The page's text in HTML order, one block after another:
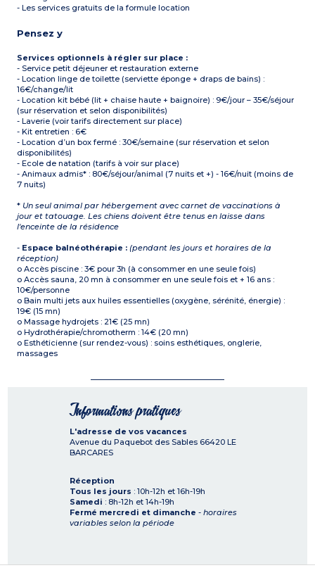
- Les services gratuits de la formule location
Pensez y
Services optionnels à régler sur place :
- Service petit déjeuner et restauration externe
- Location linge de toilette (serviette éponge + draps de bains) :
16€/change/lit
- Location kit bébé (lit + chaise haute + baignoire) : 9€/jour – 35€/séjour
(sur réservation et selon disponibilités)
- Laverie (voir tarifs directement sur place)
- Kit entretien : 6€
- Location d’un box fermé : 30€/semaine (sur réservation et selon
disponibilités)
- Ecole de natation (tarifs à voir sur place)
- Animaux admis* : 80€/séjour/animal (7 nuits et +) - 16€/nuit (moins de
7 nuits)
* Un seul animal par hébergement avec carnet de vaccinations à
jour et tatouage. Les chiens doivent être tenus en laisse dans
l'enceinte de la résidence
- Espace balnéothérapie :(pendant les jours et horaires de la
réception)
o Accès piscine : 3€ pour 3h (à consommer en une seule fois)
o Accès sauna, 20 mn à consommer en une seule fois et + 16 ans :
10€/personne
o Bain multi jets aux huiles essentielles (oxygène, sérénité, énergie) :
19€ (15 mn)
o Massage hydrojets : 21€ (25 mn)
o Hydrothérapie/chromotherm : 14€ (20 mn)
o Esthéticienne (sur rendez-vous) : soins esthétiques, onglerie,
massages
Informations pratiques
L'adresse de vos vacances
Avenue du Paquebot des Sables 66420 LE
BARCARES
Réception
Tous les jours : 10h-12h et 16h-19h
Samedi : 8h-12h et 14h-19h
Fermé mercredi et dimanche - horaires
variables selon la période